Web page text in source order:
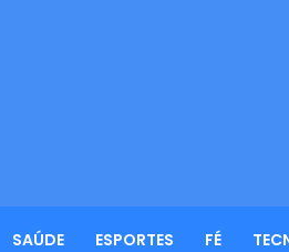
SAÚDE ESPORTES FÉ